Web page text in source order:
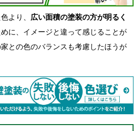
より、 広い面積の塗装の方が明るく
めに、イメージと違って感じることが
との色のバランスも考慮したほうが